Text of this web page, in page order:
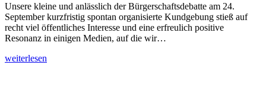
Unsere kleine und anlässlich der Bürgerschaftsdebatte am 24.
September kurzfristig spontan organisierte Kundgebung stieß auf
recht viel öffentliches Interesse und eine erfreulich positive
Resonanz in einigen Medien, auf die wir…
weiterlesen